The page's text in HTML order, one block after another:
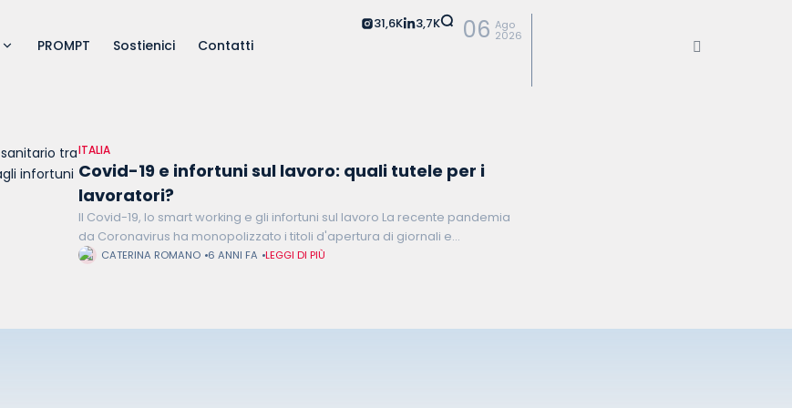
PROMPT Sostienici Contatti
31,6K 3,7K 06 Ago
2026
ITALIA
Covid-19 e infortuni sul lavoro: quali tutele per i
lavoratori?
Il Covid-19, lo smart working e gli infortuni sul lavoro La recente pandemia
da Coronavirus ha monopolizzato i titoli d'apertura di giornali e
telegiornali negli ultimi mesi, stravolgendo pressochè tutti
CATERINA ROMANO 6 ANNI FA LEGGI DI PIÙ